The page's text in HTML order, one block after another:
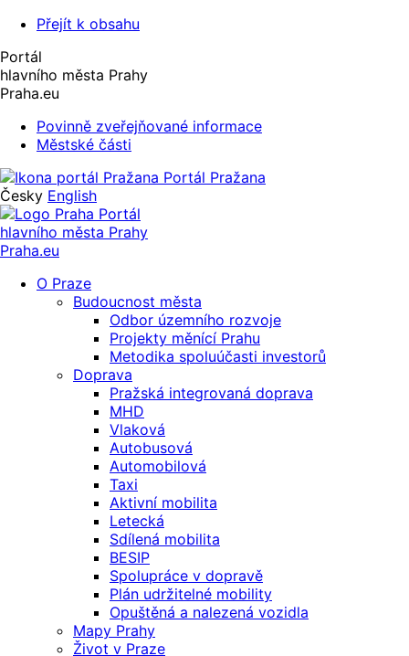
Přejít k obsahu
Portál
hlavního města Prahy
Praha.eu
Povinně zveřejňované informace
Městské části
Portál Pražana
Česky English
Portál
hlavního města Prahy
Praha.eu
O Praze
Budoucnost města
Odbor územního rozvoje
Projekty měnící Prahu
Metodika spoluúčasti investorů
Doprava
Pražská integrovaná doprava
MHD
Vlaková
Autobusová
Automobilová
Taxi
Aktivní mobilita
Letecká
Sdílená mobilita
BESIP
Spolupráce v dopravě
Plán udržitelné mobility
Opuštěná a nalezená vozidla
Mapy Prahy
Život v Praze